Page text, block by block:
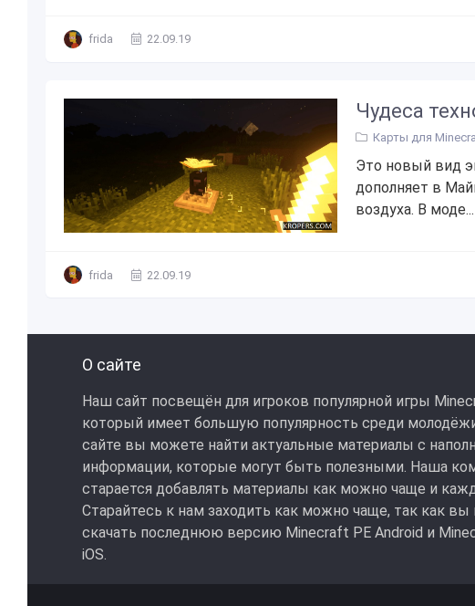
frida 22.09.19
Чудеса
Карты для
Это новый вид
дополняет в
воздуха. В моде...
frida 22.09.19
О сайте
Наш сайт посвещён для игроков популярной игры
который имеет большую популярность среди
сайте вы можете найти актуальные материалы с
информации, которые могут быть полезными. Наша
старается добавлять материалы как можно чаще и
Старайтесь к нам заходить как можно чаще, так как
скачать последнюю версию Minecraft PE Android и
iOS.